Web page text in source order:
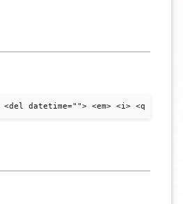
datetime=""> <em> <i> <q